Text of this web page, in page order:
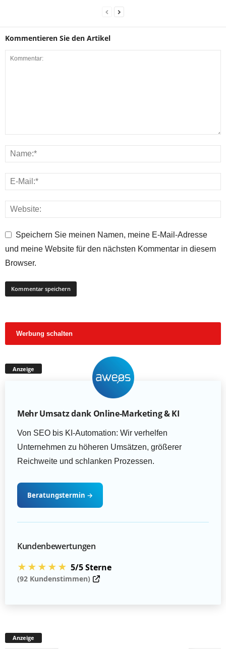
Kommentieren Sie den Artikel
Speichern Sie meinen Namen, meine E-Mail-Adresse
und meine Website für den nächsten Kommentar in diesem
Browser.
Werbung schalten
Anzeige
Mehr Umsatz dank Online-Marketing & KI
Von SEO bis KI-Automation: Wir verhelfen
Unternehmen zu höheren Umsätzen, größerer
Reichweite und schlanken Prozessen.
Beratungstermin →
Kundenbewertungen
★★★★★ 5/5 Sterne
(92 Kundenstimmen)
Anzeige